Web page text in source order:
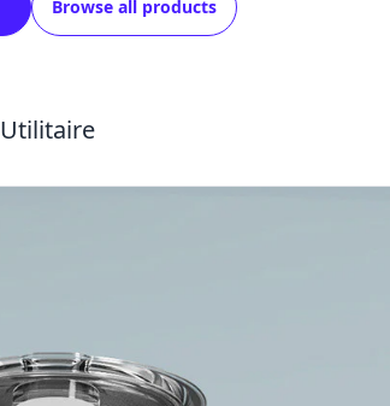
Browse all products
Utilitaire